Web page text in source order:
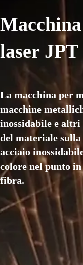
laser
La macchina per
macchine
inossidabile e
del materiale
acciaio
colore nel punto
fibra.